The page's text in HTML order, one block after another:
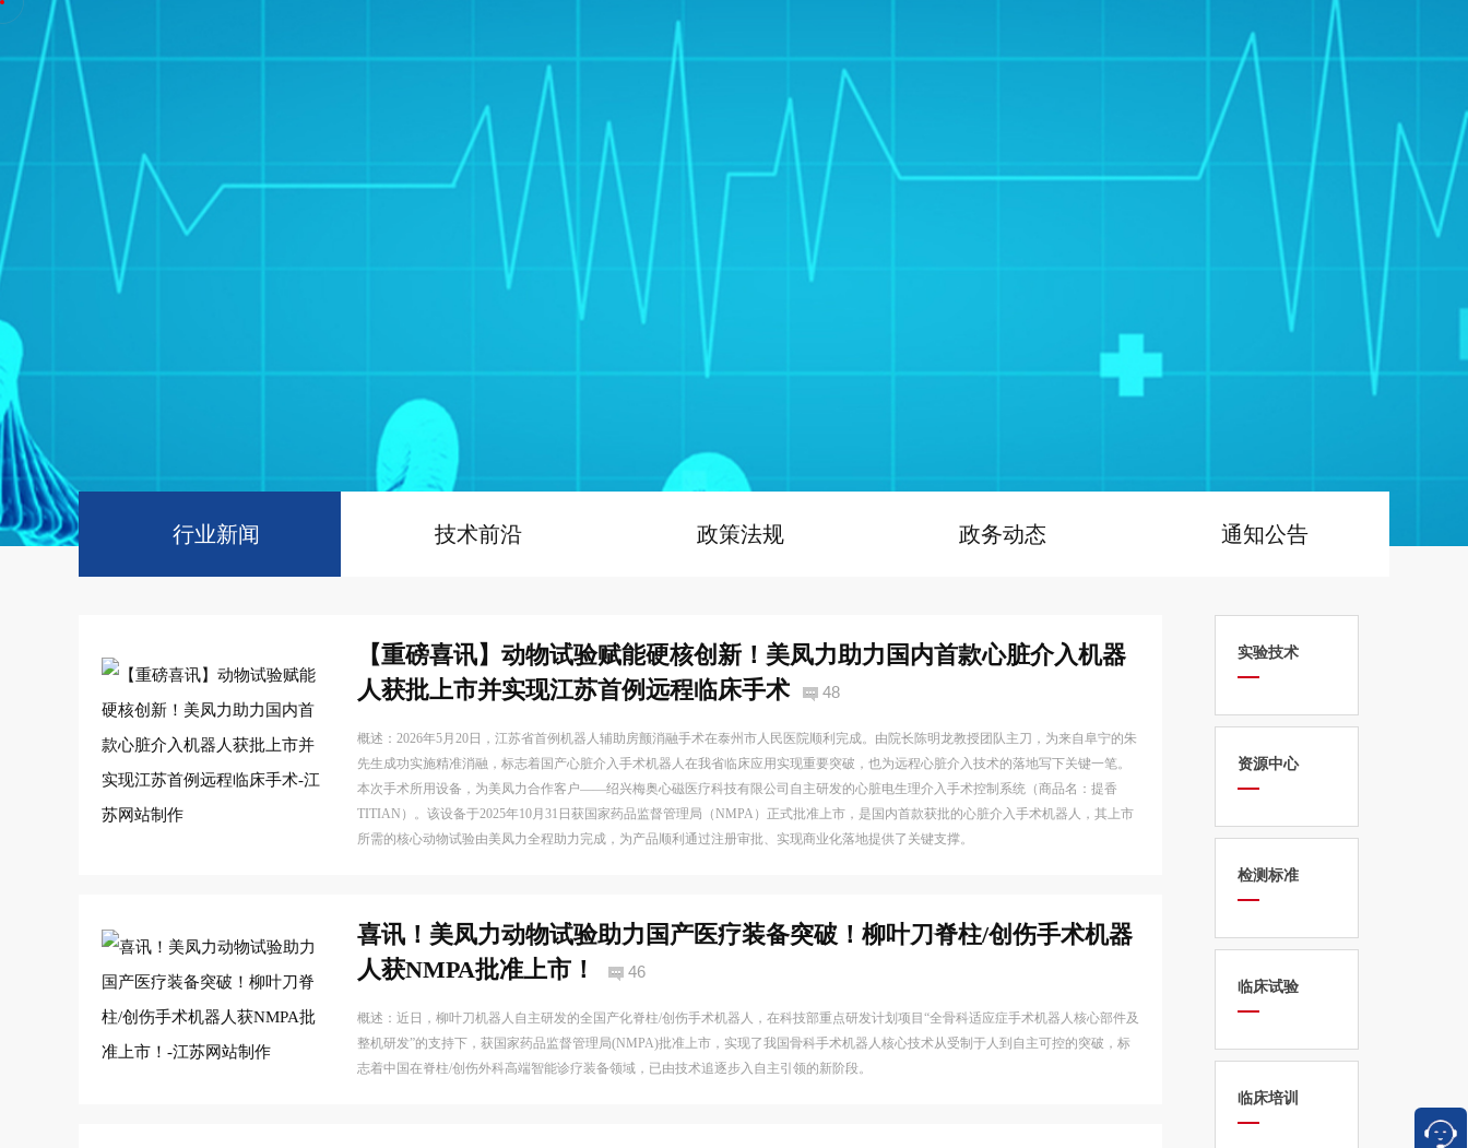
行业新闻 技术前沿 政策法规 政务动态 通知公告
【重磅喜讯】动物试验赋能硬核创新！美凤力助力国内首款心脏介入机器
人获批上市并实现江苏首例远程临床手术
48
概述：2026年5月20日，江苏省首例机器人辅助房颤消融手术在泰州市人民医院顺利完成。由院长陈明龙教授团队主刀，为来自阜宁的朱
先生成功实施精准消融，标志着国产心脏介入手术机器人在我省临床应用实现重要突破，也为远程心脏介入技术的落地写下关键一笔。
本次手术所用设备，为美凤力合作客户——绍兴梅奥心磁医疗科技有限公司自主研发的心脏电生理介入手术控制系统（商品名：提香
TITIAN）。该设备于2025年10月31日获国家药品监督管理局（NMPA）正式批准上市，是国内首款获批的心脏介入手术机器人，其上市
所需的核心动物试验由美凤力全程助力完成，为产品顺利通过注册审批、实现商业化落地提供了关键支撑。
喜讯！美凤力动物试验助力国产医疗装备突破！柳叶刀脊柱/创伤手术机器
人获NMPA批准上市！
46
概述：近日，柳叶刀机器人自主研发的全国产化脊柱/创伤手术机器人，在科技部重点研发计划项目“全骨科适应症手术机器人核心部件及
整机研发”的支持下，获国家药品监督管理局(NMPA)批准上市，实现了我国骨科手术机器人核心技术从受制于人到自主可控的突破，标
志着中国在脊柱/创伤外科高端智能诊疗装备领域，已由技术追逐步入自主引领的新阶段。
实验技术
资源中心
检测标准
临床试验
临床培训